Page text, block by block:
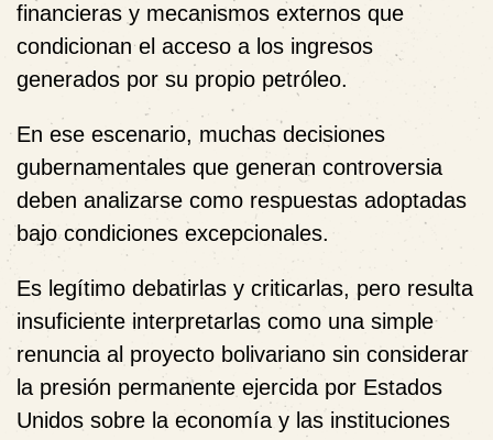
financieras y mecanismos externos que
condicionan el acceso a los ingresos
generados por su propio petróleo.
En ese escenario, muchas decisiones
gubernamentales que generan controversia
deben analizarse como respuestas adoptadas
bajo condiciones excepcionales.
Es legítimo debatirlas y criticarlas, pero resulta
insuficiente interpretarlas como una simple
renuncia al proyecto bolivariano sin considerar
la presión permanente ejercida por Estados
Unidos sobre la economía y las instituciones